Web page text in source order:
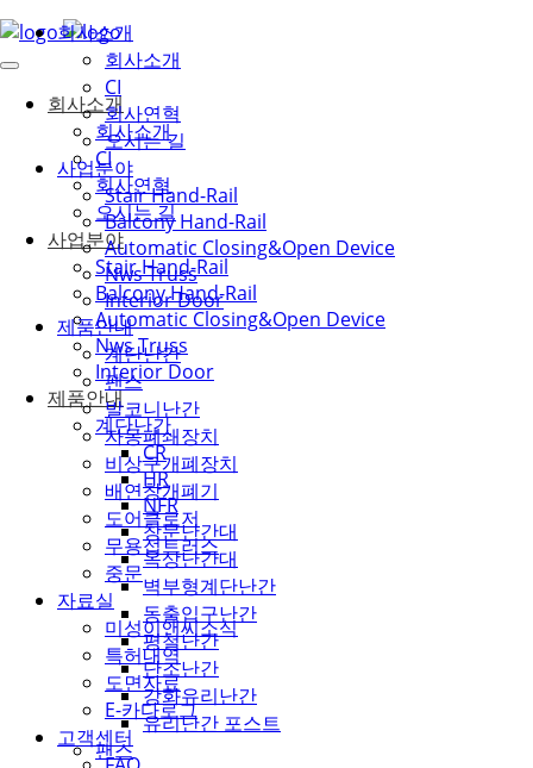
회사소개
회사소개
CI
회사연혁
오시는 길
사업분야
Stair Hand-Rail
Balcony Hand-Rail
Automatic Closing&Open Device
Nws Truss
Interior Door
제품안내
계단난간
CR
HR
NFR
창문난간대
옥상난간대
벽부형계단난간
동출입구난간
평철난간
단조난간
강화유리난간
유리난간 포스트
팬스
회사소개
회사소개
CI
회사연혁
오시는 길
사업분야
Stair Hand-Rail
Balcony Hand-Rail
Automatic Closing&Open Device
Nws Truss
Interior Door
제품안내
계단난간
팬스
발코니난간
자동폐쇄장치
비상구개폐장치
배연창개폐기
도어클로저
무용접트러스
중문
자료실
미성이앤씨소식
특허내역
도면자료
E-카다로그
고객센터